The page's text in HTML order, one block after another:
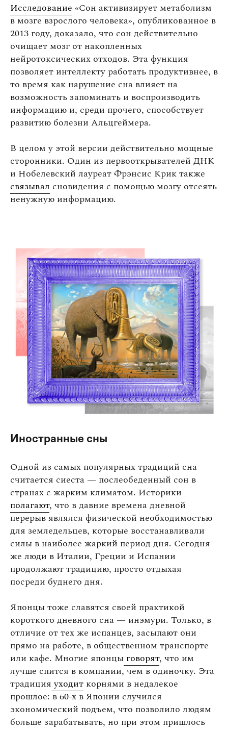
Исследование «Сон активизирует метаболизм
в мозге взрослого человека», опубликованное в
2013 году, доказало, что сон действительно
очищает мозг от накопленных
нейротоксических отходов. Эта функция
позволяет интеллекту работать продуктивнее, в
то время как нарушение сна влияет на
возможность запоминать и воспроизводить
информацию и, среди прочего, способствует
развитию болезни Альцгеймера.
В целом у этой версии действительно мощные
сторонники. Один из первооткрывателей ДНК
и Нобелевский лауреат Фрэнсис Крик также
связывал сновидения с помощью мозгу отсеять
ненужную информацию.
Иностранные сны
Одной из самых популярных традиций сна
считается сиеста — послеобеденный сон в
странах с жарким климатом. Историки
полагают, что в давние времена дневной
перерыв являлся физической необходимостью
для земледельцев, которые восстанавливали
силы в наиболее жаркий период дня. Сегодня
же люди в Италии, Греции и Испании
продолжают традицию, просто отдыхая
посреди буднего дня.
Японцы тоже славятся своей практикой
короткого дневного сна — инэмури. Только, в
отличие от тех же испанцев, засыпают они
прямо на работе, в общественном транспорте
или кафе. Многие японцы говорят, что им
лучше спится в компании, чем в одиночку. Эта
традиция уходит корнями в недалекое
прошлое: в 60-х в Японии случился
экономический подъем, что позволило людям
больше зарабатывать, но при этом пришлось